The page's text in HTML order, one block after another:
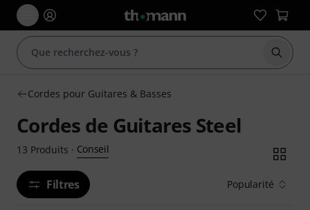
Cordes pour Guitares & Basses
Cordes de Guitares Steel
13 Produits · Conseil
Filtres Popularité